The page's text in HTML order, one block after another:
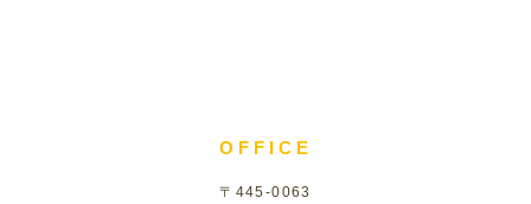
OFFICE
〒445-0063